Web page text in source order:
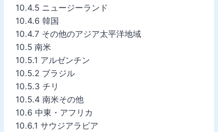
10.4.5 ニュージーランド
10.4.6 韓国
10.4.7 その他のアジア太平洋地域
10.5 南米
10.5.1 アルゼンチン
10.5.2 ブラジル
10.5.3 チリ
10.5.4 南米その他
10.6 中東・アフリカ
10.6.1 サウジアラビア